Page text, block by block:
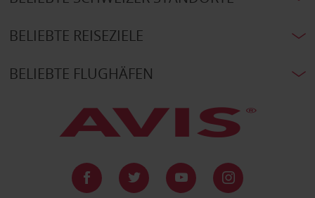
BELIEBTE REISEZIELE
BELIEBTE FLUGHÄFEN